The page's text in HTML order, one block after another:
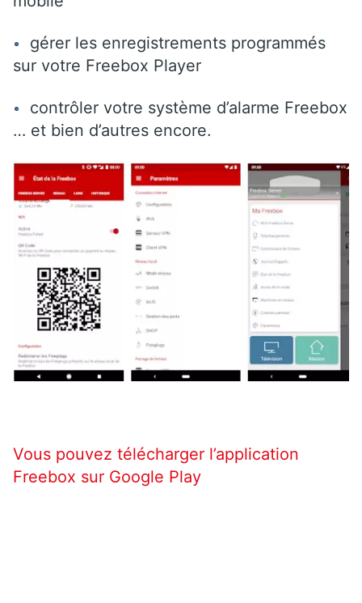
gérer les enregistrements programmés
sur votre Freebox Player
contrôler votre système d’alarme Freebox
… et bien d’autres encore.
Vous pouvez télécharger l’application
Freebox sur Google Play